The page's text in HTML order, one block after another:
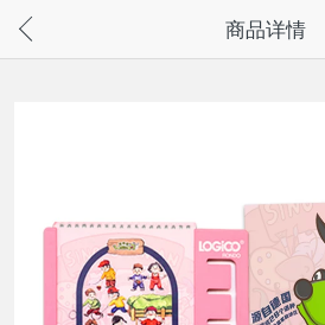
请通过微信或支付宝搜“奇兔客小程序”访问
商品详情